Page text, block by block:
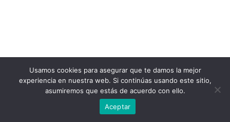
Usamos cookies para asegurar que te damos la mejor
experiencia en nuestra web. Si continúas usando este sitio,
asumiremos que estás de acuerdo con ello.
Aceptar